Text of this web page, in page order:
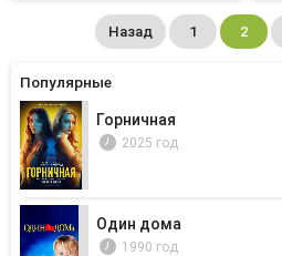
Популярные
Горничная
2025 год
Один дома
1990 год
Назад 1 2